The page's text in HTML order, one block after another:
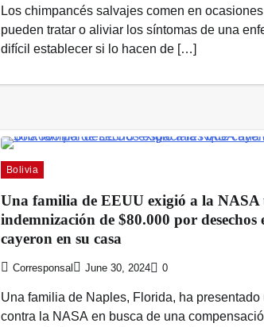
Los chimpancés salvajes comen en
pueden tratar o aliviar los síntomas de una
difícil establecer si lo hacen de […]
Bolivia
Una familia de EEUU exigió a la NASA
indemnización de $80.000 por desechos
cayeron en su casa
Corresponsal June 30, 2024 0
Una familia de Naples, Florida, ha presentado
contra la NASA en busca de una